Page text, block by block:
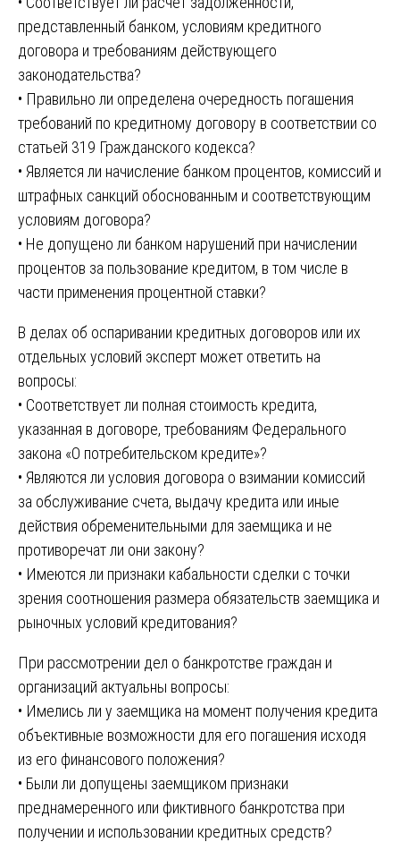
представленный банком, условиям кредитного
договора и требованиям действующего
законодательства?
• Правильно ли определена очередность погашения
требований по кредитному договору в соответствии со
статьей 319 Гражданского кодекса?
• Является ли начисление банком процентов, комиссий и
штрафных санкций обоснованным и соответствующим
условиям договора?
• Не допущено ли банком нарушений при начислении
процентов за пользование кредитом, в том числе в
части применения процентной ставки?
В делах об оспаривании кредитных договоров или их
отдельных условий эксперт может ответить на
вопросы:
• Соответствует ли полная стоимость кредита,
указанная в договоре, требованиям Федерального
закона «О потребительском кредите»?
• Являются ли условия договора о взимании комиссий
за обслуживание счета, выдачу кредита или иные
действия обременительными для заемщика и не
противоречат ли они закону?
• Имеются ли признаки кабальности сделки с точки
зрения соотношения размера обязательств заемщика и
рыночных условий кредитования?
При рассмотрении дел о банкротстве граждан и
организаций актуальны вопросы:
• Имелись ли у заемщика на момент получения кредита
объективные возможности для его погашения исходя
из его финансового положения?
• Были ли допущены заемщиком признаки
преднамеренного или фиктивного банкротства при
получении и использовании кредитных средств?